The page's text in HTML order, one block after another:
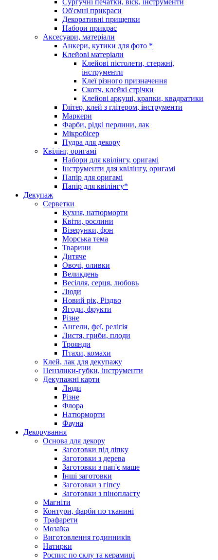
Об'ємні прикраси
Декоративні прищепки
Набори прикрас
Аксесуари, матеріали
Анкери, кутики для фото *
Клейові матеріали
Клейові пістолети, стержні,
інструменти
Клеї різного призначення
Скотч, клейкі стрічки
Клейові аркуші, крапки, квадратики
Глітер, клей з глітером, інструменти
Маркери
Фарби, рідкі перлини, лак
Мікробісер
Пудра для декору
Квілінг, оригамі
Набори для квілінгу, оригамі
Інструменти для квілінгу, оригамі
Папір для оригамі
Папір для квілінгу*
Декупаж
Серветки
Кухня, натюрморти
Квіти, рослини
Візерунки, фон
Морська тема
Тварини
Дитяче
Овочі, оливки
Великдень
Весілля, серця, любовь
Люди
Новий рік, Різдво
Ягоди, фрукти
Різне
Ангели, феї, релігія
Листя, гриби, плоди
Троянди
Птахи, комахи
Клей, лак для декупажу
Пензлики-губки, інструменти
Декупажні карти
Люди
Різне
Флора
Натюрморти
Фауна
Декорування
Основа для декору
Заготовки під ліпку
Заготовки з дерева
Заготовки з пап'є маше
Інші заготовки
Заготовки з гіпсу
Заготовки з пінопласту
Магніти
Контури, фарби по тканині
Трафарети
Мозаїка
Виготовлення годинників
Натирки
Роспис по склу та керамиці